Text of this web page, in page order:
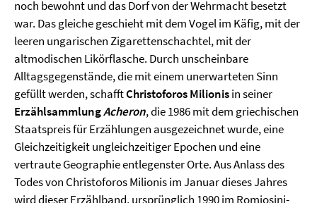
noch bewohnt und das Dorf von der Wehrmacht besetzt
war. Das gleiche geschieht mit dem Vogel im Käfig, mit der
leeren ungarischen Zigarettenschachtel, mit der
altmodischen Likörflasche. Durch unscheinbare
Alltagsgegenstände, die mit einem unerwarteten Sinn
gefüllt werden, schafftChristoforos Milionisin seiner
ErzählsammlungAcheron, die 1986 mit dem griechischen
Staatspreis für Erzählungen ausgezeichnet wurde, eine
Gleichzeitigkeit ungleichzeitiger Epochen und eine
vertraute Geographie entlegenster Orte. Aus Anlass des
Todes von Christoforos Milionis im Januar dieses Jahres
wird dieser Erzählband, ursprünglich 1990 im Romiosini-